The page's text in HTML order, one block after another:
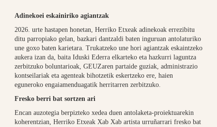
Adinekoei eskainiriko agiantzak
2026. urte hastapen honetan, Herriko Etxeak adinekoak errezibitu
ditu parropiako gelan, bazkari dantzaldi baten inguruan antolaturiko
une goxo baten karietara. Trukatzeko une hori agiantzak eskaintzeko
aukera izan da, baita Iduski Ederra elkarteko eta hazkurri laguntza
zerbitzuko boluntarioak, GEUZaren partaide guziak, administrazio
kontseilariak eta agenteak bihotzetik eskertzeko ere, haien
eguneroko engaiamenduagatik herritarren zerbitzuko.
Fresko berri bat sortzen ari
Encan auzotegia berpizteko xedea duen antolaketa-proiektuarekin
koherentzian, Herriko Etxeak Xab Xab artista urruñarrari fresko bat